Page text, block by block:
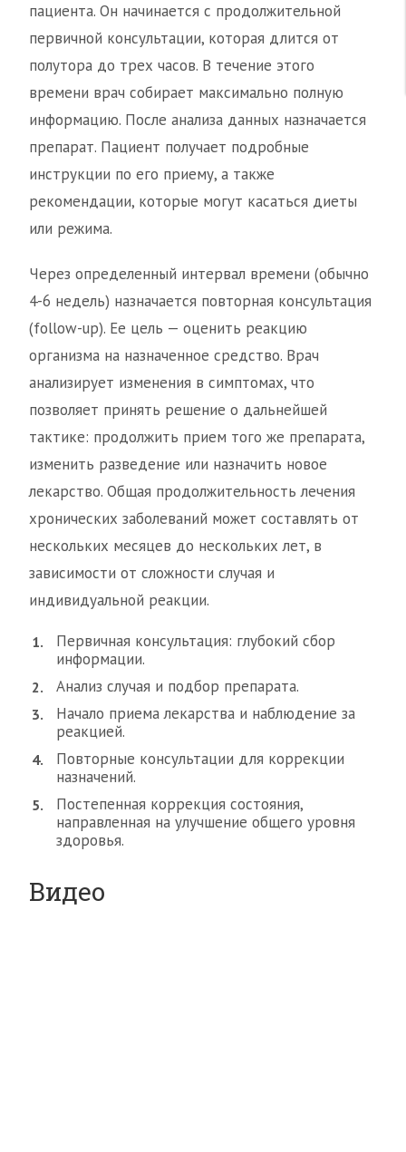
пациента. Он начинается с продолжительной
первичной консультации, которая длится от
полутора до трех часов. В течение этого
времени врач собирает максимально полную
информацию. После анализа данных назначается
препарат. Пациент получает подробные
инструкции по его приему, а также
рекомендации, которые могут касаться диеты
или режима.
Через определенный интервал времени (обычно
4-6 недель) назначается повторная консультация
(follow-up). Ее цель — оценить реакцию
организма на назначенное средство. Врач
анализирует изменения в симптомах, что
позволяет принять решение о дальнейшей
тактике: продолжить прием того же препарата,
изменить разведение или назначить новое
лекарство. Общая продолжительность лечения
хронических заболеваний может составлять от
нескольких месяцев до нескольких лет, в
зависимости от сложности случая и
индивидуальной реакции.
Первичная консультация: глубокий сбор
информации.
Анализ случая и подбор препарата.
Начало приема лекарства и наблюдение за
реакцией.
Повторные консультации для коррекции
назначений.
Постепенная коррекция состояния,
направленная на улучшение общего уровня
здоровья.
Видео